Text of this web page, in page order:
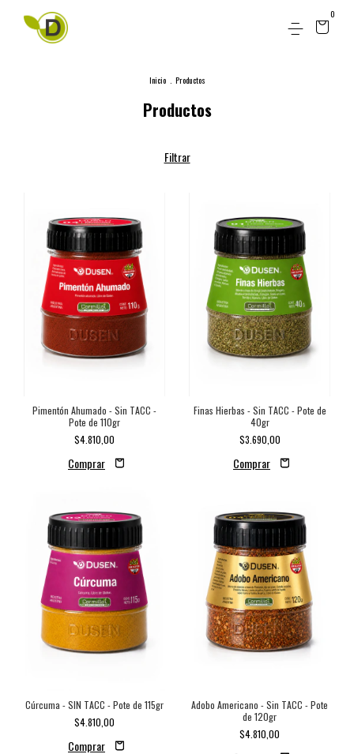
0
Inicio . Productos
Productos
Filtrar
Pimentón Ahumado - Sin TACC -
Pote de 110gr
$4.810,00
Finas Hierbas - Sin TACC - Pote de
40gr
$3.690,00
Cúrcuma - SIN TACC - Pote de 115gr
$4.810,00
Adobo Americano - Sin TACC - Pote
de 120gr
$4.810,00